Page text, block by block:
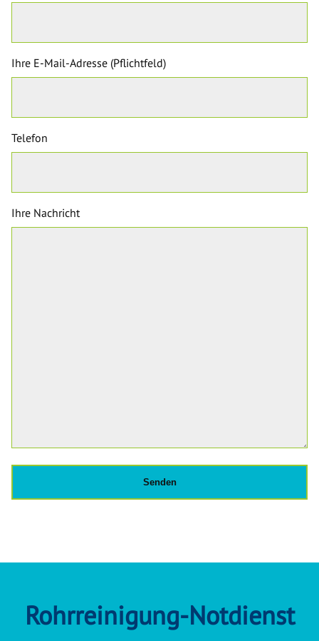
Ihre E-Mail-Adresse (Pflichtfeld)
Telefon
Ihre Nachricht
Rohrreinigung-Notdienst